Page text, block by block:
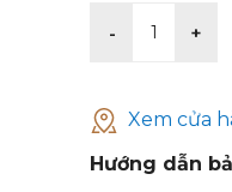
- 1 +
Xem cửa
Hướng dẫn